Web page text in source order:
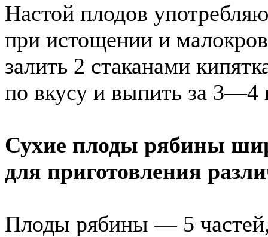
Настой плодов
при истощении и
залить 2 стаканами
по вкусу и выпить за 3—4
Сухие плоды рябины
для приготовления
Плоды рябины — 5